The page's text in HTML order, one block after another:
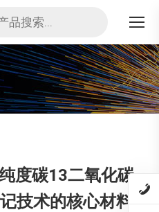
您在这里：
度碳13二氧化碳
技术的核心材料